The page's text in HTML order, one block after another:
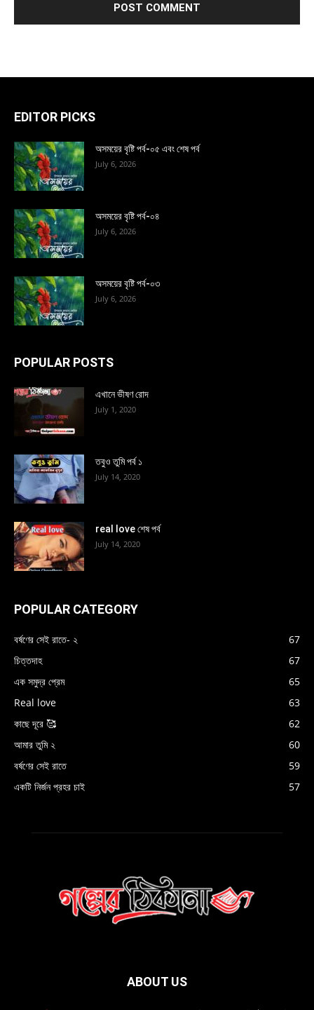
EDITOR PICKS
অসময়ের বৃষ্টি পর্ব-০৫ এবং শেষ পর্ব
July 6, 2026
অসময়ের বৃষ্টি পর্ব-০৪
July 6, 2026
অসময়ের বৃষ্টি পর্ব-০৩
July 6, 2026
POPULAR POSTS
এখানে ভীষণ রোদ
July 1, 2020
তবুও তুমি পর্ব ১
July 14, 2020
real love শেষ পর্ব
July 14, 2020
POPULAR CATEGORY
বর্ষণের সেই রাতে- ২
67
চিত্তদাহ
67
এক সমুদ্র প্রেম
65
Real love
63
কাছে দূরে 🥰
62
আমার তুমি ২
60
বর্ষণের সেই রাতে
59
একটি নির্জন প্রহর চাই
57
ABOUT US